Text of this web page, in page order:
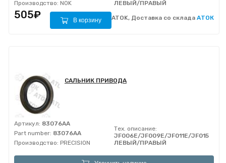
Производство: NOK
ЛЕВЫЙ/ПРАВЫЙ
505₽ В корзину ATOK, Доставка со склада АТОК
САЛЬНИК ПРИВОДА
Артикул: 83076AA
Part number: 83076AA
Производство: PRECISION
Тех. описание:
JF006E/JF009E/JF011E/JF015E/
ЛЕВЫЙ/ПРАВЫЙ